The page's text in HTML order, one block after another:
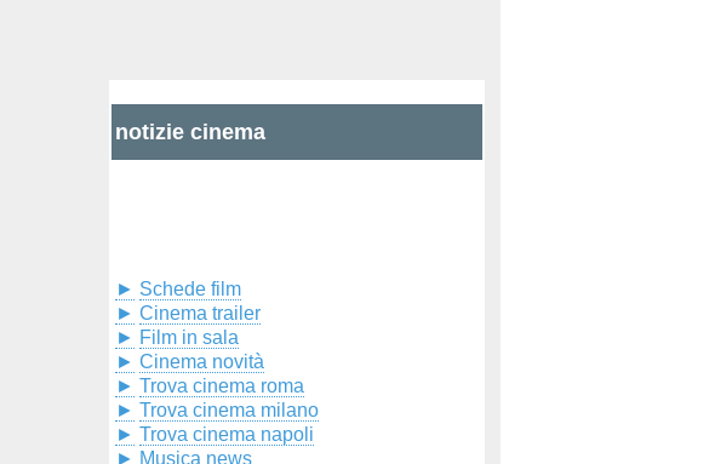
notizie cinema
► Schede film
► Cinema trailer
► Film in sala
► Cinema novità
► Trova cinema roma
► Trova cinema milano
► Trova cinema napoli
► Musica news